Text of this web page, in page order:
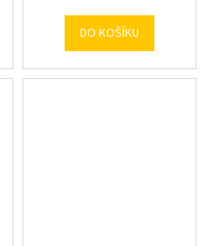
DO KOŠÍKU